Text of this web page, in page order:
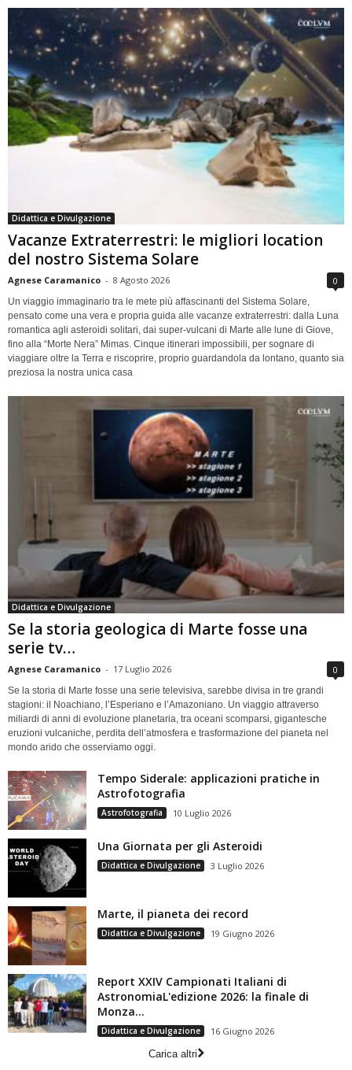
Didattica e Divulgazione
Vacanze Extraterrestri: le migliori location
del nostro Sistema Solare
Agnese Caramanico - 8 Agosto 2026 0
Un viaggio immaginario tra le mete più affascinanti del Sistema Solare,
pensato come una vera e propria guida alle vacanze extraterrestri: dalla Luna
romantica agli asteroidi solitari, dai super-vulcani di Marte alle lune di Giove,
fino alla “Morte Nera” Mimas. Cinque itinerari impossibili, per sognare di
viaggiare oltre la Terra e riscoprire, proprio guardandola da lontano, quanto sia
preziosa la nostra unica casa
Didattica e Divulgazione
Se la storia geologica di Marte fosse una
serie tv…
Agnese Caramanico - 17 Luglio 2026 0
Se la storia di Marte fosse una serie televisiva, sarebbe divisa in tre grandi
stagioni: il Noachiano, l’Esperiano e l’Amazoniano. Un viaggio attraverso
miliardi di anni di evoluzione planetaria, tra oceani scomparsi, gigantesche
eruzioni vulcaniche, perdita dell’atmosfera e trasformazione del pianeta nel
mondo arido che osserviamo oggi.
Tempo Siderale: applicazioni pratiche in
Astrofotografia
Astrofotografia 10 Luglio 2026
Una Giornata per gli Asteroidi
Didattica e Divulgazione 3 Luglio 2026
Marte, il pianeta dei record
Didattica e Divulgazione 19 Giugno 2026
Report XXIV Campionati Italiani di
AstronomiaL'edizione 2026: la finale di
Monza...
Didattica e Divulgazione
16 Giugno 2026
Carica altri